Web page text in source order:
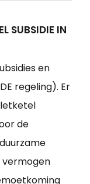
SUBSIDIE IN
en
regeling). Er
de